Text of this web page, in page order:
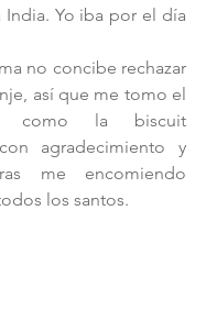
India. Yo iba por el día
no concibe rechazar
la biscuit
agradecimiento y
me encomiendo
los santos.